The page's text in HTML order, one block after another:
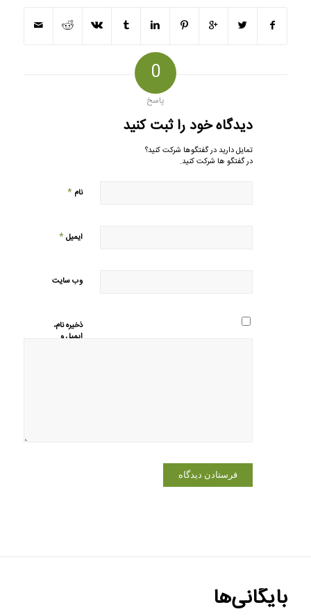
0
پاسخ
دیدگاه خود را ثبت کنید
تمایل دارید در گفتگوها شرکت کنید؟
در گفتگو ها شرکت کنید.
نام *
ایمیل*
وب‌ سایت
ذخیره نام،
ایمیل و
بایگانی‌ها